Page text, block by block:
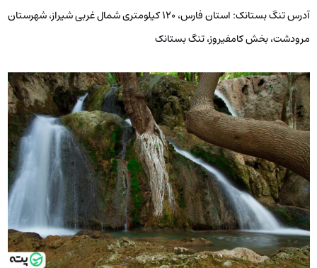
آدرس تنگ بستانک: استان فارس، 120 کیلومتری شمال غربی شیراز، شهرستان
مرودشت، بخش کامفیروز، تنگ بستانک